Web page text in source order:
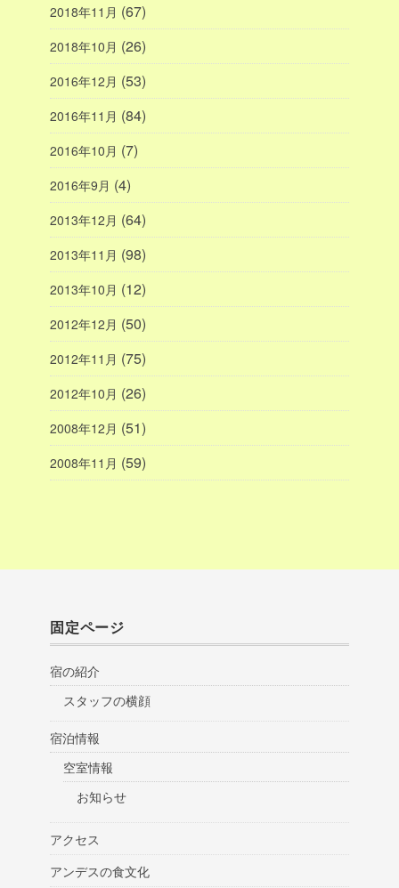
2018年11月 (67)
2018年10月 (26)
2016年12月 (53)
2016年11月 (84)
2016年10月 (7)
2016年9月 (4)
2013年12月 (64)
2013年11月 (98)
2013年10月 (12)
2012年12月 (50)
2012年11月 (75)
2012年10月 (26)
2008年12月 (51)
2008年11月 (59)
固定ページ
宿の紹介
スタッフの横顔
宿泊情報
空室情報
お知らせ
アクセス
アンデスの食文化